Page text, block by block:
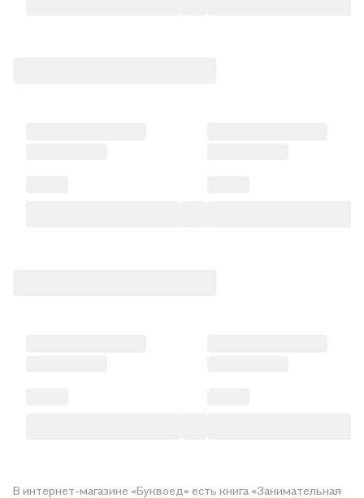
В интернет-магазине «Буквоед» есть книга «Занимательная